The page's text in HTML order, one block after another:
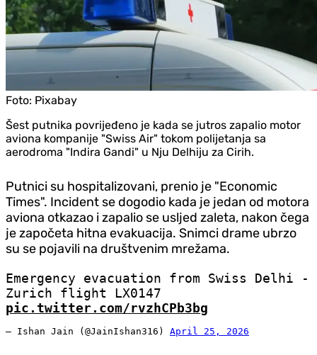
Foto: Pixabay
Šest putnika povrijeđeno je kada se jutros zapalio motor
aviona kompanije "Swiss Air" tokom polijetanja sa
aerodroma "Indira Gandi" u Nju Delhiju za Cirih.
Putnici su hospitalizovani, prenio je "Economic
Times". Incident se dogodio kada je jedan od motora
aviona otkazao i zapalio se usljed zaleta, nakon čega
je započeta hitna evakuacija. Snimci drame ubrzo
su se pojavili na društvenim mrežama.
Emergency evacuation from Swiss Delhi -
Zurich flight LX0147
pic.twitter.com/rvzhCPb3bg
— Ishan Jain (@JainIshan316) April 25, 2026